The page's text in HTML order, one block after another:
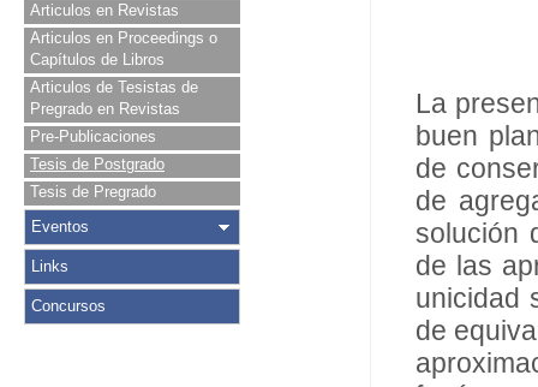
Articulos en Revistas
Articulos en Proceedings o
Capítulos de Libros
Articulos de Tesistas de
Pregrado en Revistas
Pre-Publicaciones
Tesis de Postgrado
Tesis de Pregrado
Eventos
Links
Concursos
La
buen
de
de
solución
de las
unicidad
de